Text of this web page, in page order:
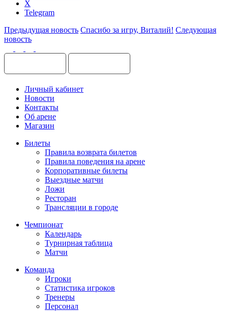
X
Telegram
Предыдущая новость Спасибо за игру, Виталий! Следующая
новость
Личный кабинет
Новости
Контакты
Об арене
Магазин
Билеты
Правила возврата билетов
Правила поведения на арене
Корпоративные билеты
Выездные матчи
Ложи
Ресторан
Трансляции в городе
Чемпионат
Календарь
Турнирная таблица
Матчи
Команда
Игроки
Статистика игроков
Тренеры
Персонал